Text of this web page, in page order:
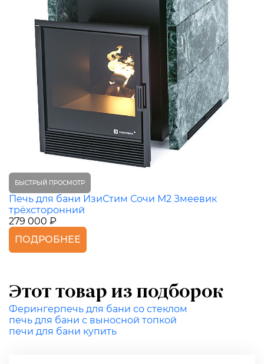
БЫСТРЫЙ ПРОСМОТР
Печь для бани ИзиСтим Сочи М2 Змеевик
трёхсторонний
279 000 ₽
ПОДРОБНЕЕ
Этот товар из подборок
Ферингерпечь для бани со стеклом
печь для бани с выносной топкой
печи для бани купить